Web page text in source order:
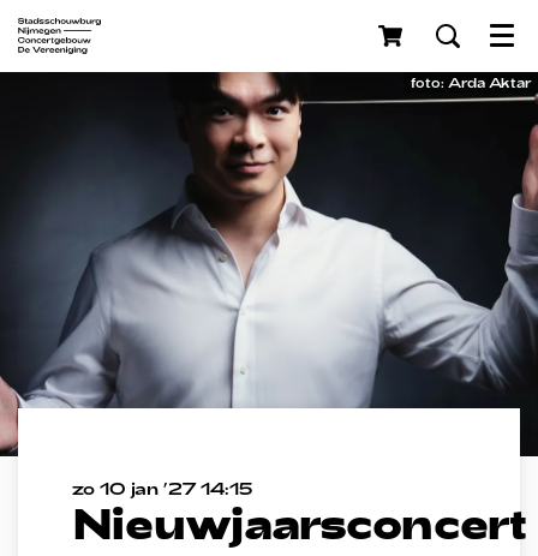
Menu
foto: Arda Aktar
Nieuwjaarsconcert
zo 10 jan ’2714:15